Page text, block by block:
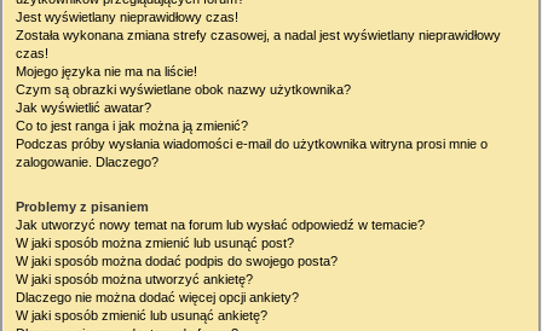
Jest wyświetlany nieprawidłowy czas!
Została wykonana zmiana strefy czasowej, a nadal jest wyświetlany nieprawidłowy
czas!
Mojego języka nie ma na liście!
Czym są obrazki wyświetlane obok nazwy użytkownika?
Jak wyświetlić awatar?
Co to jest ranga i jak można ją zmienić?
Podczas próby wysłania wiadomości e-mail do użytkownika witryna prosi mnie o
zalogowanie. Dlaczego?
Problemy z pisaniem
Jak utworzyć nowy temat na forum lub wysłać odpowiedź w temacie?
W jaki sposób można zmienić lub usunąć post?
W jaki sposób można dodać podpis do swojego posta?
W jaki sposób można utworzyć ankietę?
Dlaczego nie można dodać więcej opcji ankiety?
W jaki sposób zmienić lub usunąć ankietę?